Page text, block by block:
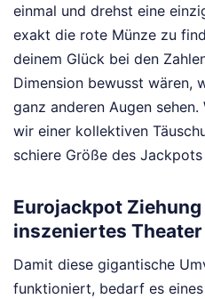
einmal und drehst eine
exakt die rote Münze zu
deinem Glück bei den
Dimension bewusst wären,
ganz anderen Augen
wir einer kollektiven
schiere Größe des
Eurojackpot
inszeniertes Theater
Damit diese gigantische
funktioniert, bedarf es